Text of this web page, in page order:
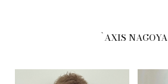
`AXIS NAGOYA